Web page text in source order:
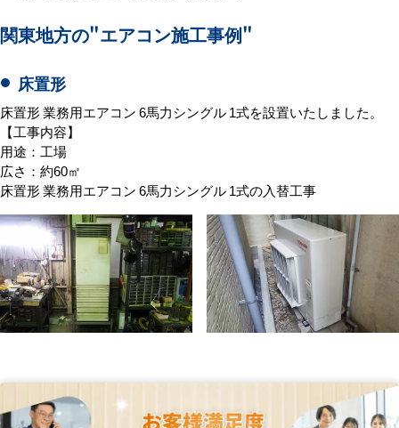
関東地方の"エアコン施工事例"
床置形
床置形 業務用エアコン 6馬力シングル 1式を設置いたしました。
【工事内容】
用途：工場
広さ：約60㎡
床置形 業務用エアコン 6馬力シングル 1式の入替工事